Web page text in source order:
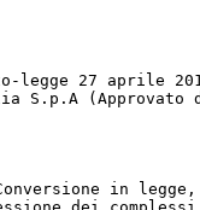
legge 27 aprile
S.p.A (Approvato
in